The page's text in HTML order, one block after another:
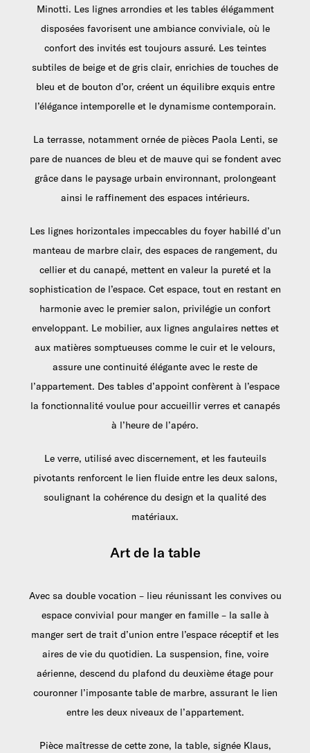
Minotti. Les lignes arrondies et les tables élégamment
disposées favorisent une ambiance conviviale, où le
confort des invités est toujours assuré. Les teintes
subtiles de beige et de gris clair, enrichies de touches de
bleu et de bouton d’or, créent un équilibre exquis entre
l’élégance intemporelle et le dynamisme contemporain.
La terrasse, notamment ornée de pièces Paola Lenti, se
pare de nuances de bleu et de mauve qui se fondent avec
grâce dans le paysage urbain environnant, prolongeant
ainsi le raffinement des espaces intérieurs.
Les lignes horizontales impeccables du foyer habillé d’un
manteau de marbre clair, des espaces de rangement, du
cellier et du canapé, mettent en valeur la pureté et la
sophistication de l’espace. Cet espace, tout en restant en
harmonie avec le premier salon, privilégie un confort
enveloppant. Le mobilier, aux lignes angulaires nettes et
aux matières somptueuses comme le cuir et le velours,
assure une continuité élégante avec le reste de
l’appartement. Des tables d’appoint confèrent à l’espace
la fonctionnalité voulue pour accueillir verres et canapés
à l’heure de l’apéro.
Le verre, utilisé avec discernement, et les fauteuils
pivotants renforcent le lien fluide entre les deux salons,
soulignant la cohérence du design et la qualité des
matériaux.
Art de la table
Avec sa double vocation – lieu réunissant les convives ou
espace convivial pour manger en famille – la salle à
manger sert de trait d’union entre l’espace réceptif et les
aires de vie du quotidien. La suspension, fine, voire
aérienne, descend du plafond du deuxième étage pour
couronner l’imposante table de marbre, assurant le lien
entre les deux niveaux de l’appartement.
Pièce maîtresse de cette zone, la table, signée Klaus,